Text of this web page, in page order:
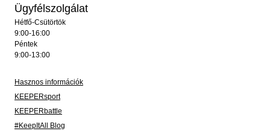
Ügyfélszolgálat
Hétfő-Csütörtök
9:00-16:00
Péntek
9:00-13:00
Hasznos információk
KEEPERsport
KEEPERbattle
#KeepItAll Blog